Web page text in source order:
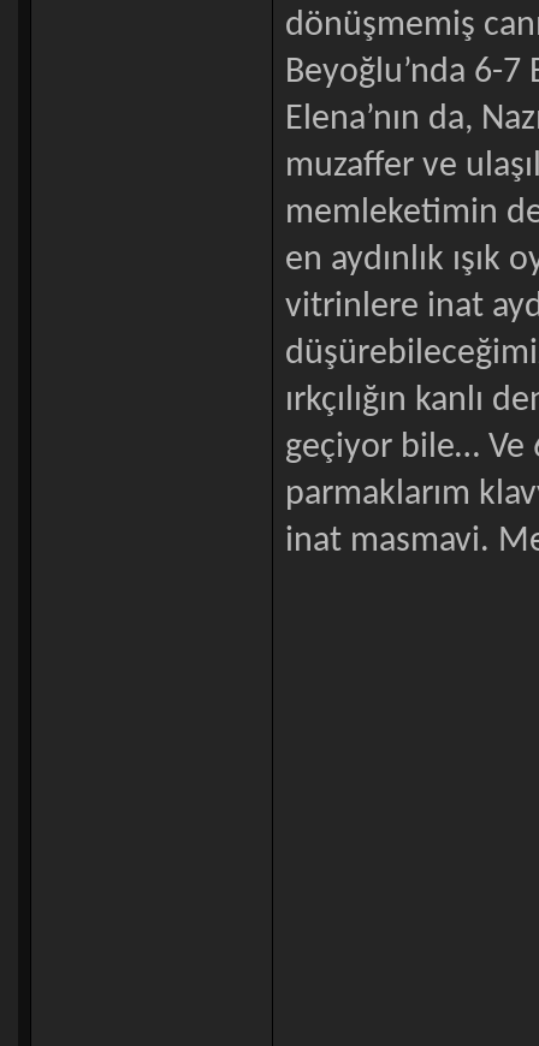
dönüşmemiş
Beyoğlu’nda 6-
Elena’nın da,
muzaffer ve
memleketimin
en aydınlık ışık
vitrinlere inat
ırkçılığın kanlı
geçiyor bile… Ve
parmaklarım
inat masmavi.